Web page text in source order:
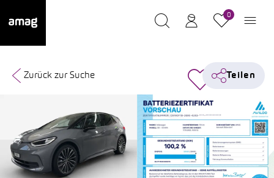
0
Zurück zur Suche Teilen